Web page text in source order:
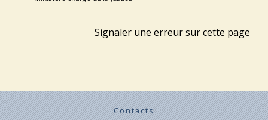
Signaler une erreur sur cette page
Contacts